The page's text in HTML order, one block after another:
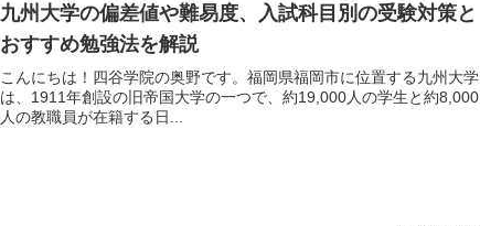
九州大学の偏差値や難易度、入試科目別の受験対策と
おすすめ勉強法を解説
こんにちは！四谷学院の奥野です。福岡県福岡市に位置する九州大学
は、1911年創設の旧帝国大学の一つで、約19,000人の学生と約8,000
人の教職員が在籍する日...